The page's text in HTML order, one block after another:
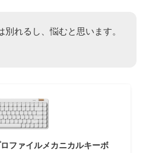
別れるし、悩むと思います。
ファイルメカニカルキーボ